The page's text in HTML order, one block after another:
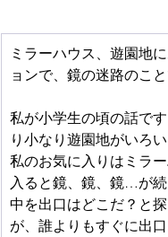
ミラーハウス、遊園地
ョンで、鏡の迷路のこと
私が小学生の頃の話で
り小なり遊園地がいろい
私のお気に入りはミラ
入ると鏡、鏡、鏡…が
中を出口はどこだ？と
が、誰よりもすぐに出